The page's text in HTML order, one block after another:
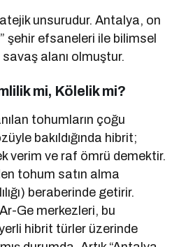
unsurudur. Antalya, on
şehir efsaneleri ile bilimsel
alanı olmuştur.
mi, Kölelik mi?
tohumların çoğu
bakıldığında hibrit;
verim ve raf ömrü demektir.
tohum satın alma
beraberinde getirir.
Ge merkezleri, bu
yerli hibrit türler üzerinde